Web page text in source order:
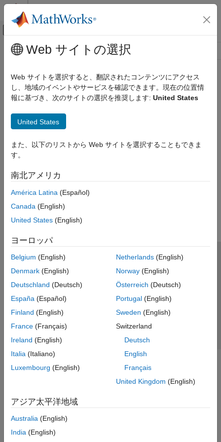
コンテンツへスキップ
オフキャンバス ナビゲーション メ
リソース
ステータス
メインコンテンツ
Web サイトの選択
Web サイトを選択すると、翻訳されたコンテンツにアクセス
し、地域のイベントやサービスを確認できます。現在の位置情
報に基づき、次のサイトの選択を推奨します: United States
United States
また、以下のリストから Web サイトを選択することもできま
す。
南北アメリカ
América Latina (Español)
Canada (English)
United States (English)
ヨーロッパ
Belgium (English)
Denmark (English)
Deutschland (Deutsch)
España (Español)
Finland (English)
France (Français)
Ireland (English)
Italia (Italiano)
Luxembourg (English)
Netherlands(English)
Norway(English)
Österreich (Deutsch)
Portugal(English)
Sweden (English)
Switzerland
Deutsch
English
Français
United Kingdom (English)
アジア太平洋地域
Australia (English)
India (English)
トラストセンター
プライバシー ポリシー
違法コピー防止
アプリケーション ステータス
© 1994-2026 The MathWorks, Inc.